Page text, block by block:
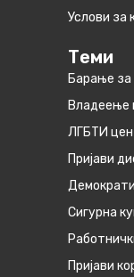
Услови за
Теми
Барање за
Владеење
ЛГБТИ
Пријави
Сигурна
Пријави